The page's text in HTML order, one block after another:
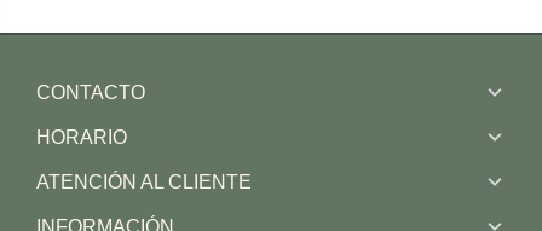
CONTACTO
HORARIO
ATENCIÓN AL CLIENTE